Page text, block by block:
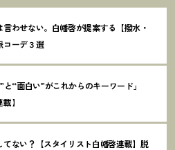
言わせない。白幡啓が提案する【撥水・
コーデ３選
と“面白い”がこれからのキーワード」
】
てない？ 【スタイリスト白幡啓連載】脱